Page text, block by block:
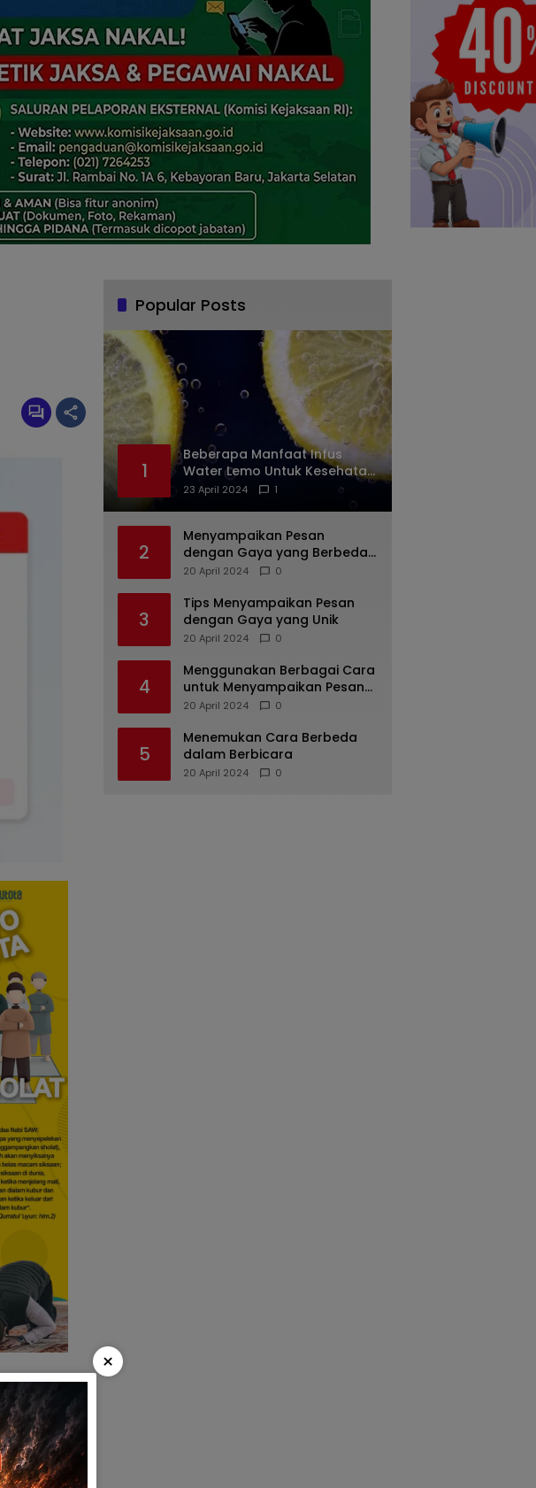
Popular Posts
1
Beberapa Manfaat Infus
Water Lemo Untuk Kesehatan
Anda
23 April 2024 1
2
Menyampaikan Pesan
dengan Gaya yang Berbeda:
Tips untuk Bicara yang
20 April 2024 0
3
Tips Menyampaikan Pesan
dengan Gaya yang Unik
20 April 2024 0
4
Menggunakan Berbagai Cara
untuk Menyampaikan Pesan
dengan Efektif
20 April 2024 0
5
Menemukan Cara Berbeda
dalam Berbicara
20 April 2024 0
×